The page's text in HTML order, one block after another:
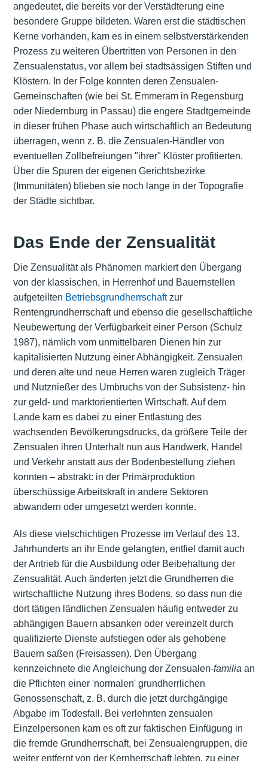
angedeutet, die bereits vor der Verstädterung eine
besondere Gruppe bildeten. Waren erst die städtischen
Kerne vorhanden, kam es in einem selbstverstärkenden
Prozess zu weiteren Übertritten von Personen in den
Zensualenstatus, vor allem bei stadtsässigen Stiften und
Klöstern. In der Folge konnten deren Zensualen-
Gemeinschaften (wie bei St. Emmeram in Regensburg
oder Niedernburg in Passau) die engere Stadtgemeinde
in dieser frühen Phase auch wirtschaftlich an Bedeutung
überragen, wenn z. B. die Zensualen-Händler von
eventuellen Zollbefreiungen "ihrer" Klöster profitierten.
Über die Spuren der eigenen Gerichtsbezirke
(Immunitäten) blieben sie noch lange in der Topografie
der Städte sichtbar.
Das Ende der Zensualität
Die Zensualität als Phänomen markiert den Übergang
von der klassischen, in Herrenhof und Bauernstellen
aufgeteilten Betriebsgrundherrschaftzur
Rentengrundherrschaft und ebenso die gesellschaftliche
Neubewertung der Verfügbarkeit einer Person (Schulz
1987), nämlich vom unmittelbaren Dienen hin zur
kapitalisierten Nutzung einer Abhängigkeit. Zensualen
und deren alte und neue Herren waren zugleich Träger
und Nutznießer des Umbruchs von der Subsistenz- hin
zur geld- und marktorientierten Wirtschaft. Auf dem
Lande kam es dabei zu einer Entlastung des
wachsenden Bevölkerungsdrucks, da größere Teile der
Zensualen ihren Unterhalt nun aus Handwerk, Handel
und Verkehr anstatt aus der Bodenbestellung ziehen
konnten – abstrakt: in der Primärproduktion
überschüssige Arbeitskraft in andere Sektoren
abwandern oder umgesetzt werden konnte.
Als diese vielschichtigen Prozesse im Verlauf des 13.
Jahrhunderts an ihr Ende gelangten, entfiel damit auch
der Antrieb für die Ausbildung oder Beibehaltung der
Zensualität. Auch änderten jetzt die Grundherren die
wirtschaftliche Nutzung ihres Bodens, so dass nun die
dort tätigen ländlichen Zensualen häufig entweder zu
abhängigen Bauern absanken oder vereinzelt durch
qualifizierte Dienste aufstiegen oder als gehobene
Bauern saßen (Freisassen). Den Übergang
kennzeichnete die Angleichung der Zensualen-familia an
die Pflichten einer 'normalen' grundherrlichen
Genossenschaft, z. B. durch die jetzt durchgängige
Abgabe im Todesfall. Bei verlehnten zensualen
Einzelpersonen kam es oft zur faktischen Einfügung in
die fremde Grundherrschaft, bei Zensualengruppen, die
weiter entfernt von der Kernherrschaft lebten, zu einer